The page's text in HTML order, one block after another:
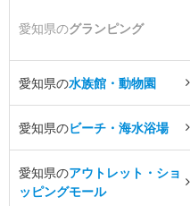
愛知県のグランピング
愛知県の水族館・動物園
愛知県のビーチ・海水浴場
愛知県のアウトレット・ショ
ッピングモール